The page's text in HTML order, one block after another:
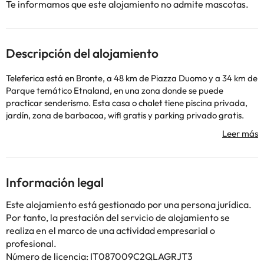
Te informamos que este alojamiento no admite mascotas.
Descripción del alojamiento
Teleferica está en Bronte, a 48 km de Piazza Duomo y a 34 km de
Parque temático Etnaland, en una zona donde se puede
practicar senderismo. Esta casa o chalet tiene piscina privada,
jardín, zona de barbacoa, wifi gratis y parking privado gratis.
dormitorios, una sala de estar, una cocina totalmente equipada
Angelo Massimino está a 47 km del alojamiento, y Anfiteatro
grecoromano está a 48 km. El aeropuerto (Aeropuerto de
Catania - Fontanarossa) está a 50 km.
Informa a con antelación de tu hora prevista de llegada. Para
ello, puedes utilizar el apartado de peticiones especiales al hacer
la reserva o ponerte en contacto directamente con el
alojamiento. Los datos de contacto aparecen en la confirmación
Información legal
Este alojamiento está gestionado por una persona jurídica.
Por tanto, la prestación del servicio de alojamiento se
realiza en el marco de una actividad empresarial o
profesional.
Número de licencia: IT087009C2QLAGRJT3